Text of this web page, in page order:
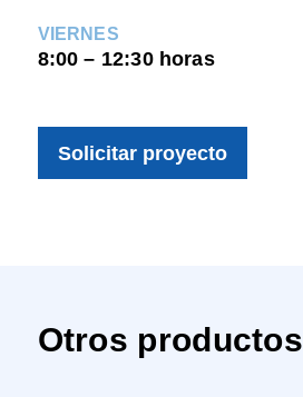
VIERNES
8:00 – 12:30 horas
Solicitar proyecto
Otros productos